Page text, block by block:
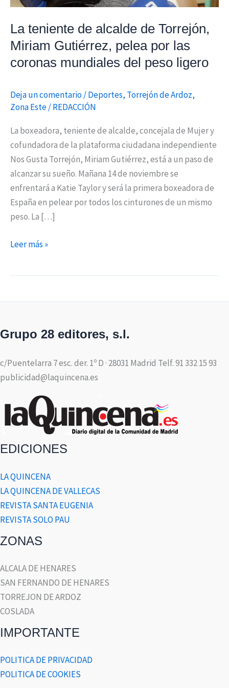
La teniente de alcalde de Torrejón,
Miriam Gutiérrez, pelea por las
coronas mundiales del peso ligero
Deja un comentario/Deportes, Torrejón de Ardoz,
Zona Este/REDACCIÓN
La boxeadora, teniente de alcalde, concejala de Mujer y
cofundadora de la plataforma ciudadana independiente
Nos Gusta Torrejón, Miriam Gutiérrez, está a un paso de
alcanzar su sueño. Mañana 14 de noviembre se
enfrentará a Katie Taylor y será la primera boxeadora de
España en pelear por todos los cinturones de un mismo
peso. La […]
por
las
mundiales
peso
ligero
Leer más »
Grupo 28 editores, s.l.
c/Puentelarra 7 esc. der. 1º D · 28031 Madrid Telf. 91 332 15 93
publicidad@laquincena.es
EDICIONES
LA QUINCENA
LA QUINCENA DE VALLECAS
REVISTA SANTA EUGENIA
REVISTA SOLO PAU
ZONAS
ALCALA DE HENARES
SAN FERNANDO DE HENARES
TORREJON DE ARDOZ
COSLADA
IMPORTANTE
POLITICA DE PRIVACIDAD
POLITICA DE COOKIES